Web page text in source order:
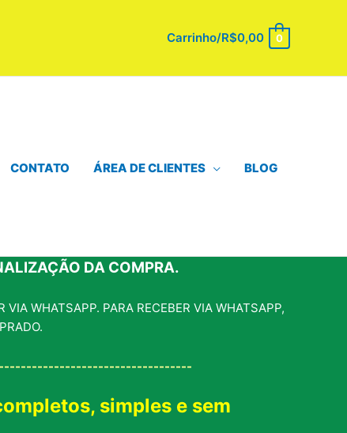
Carrinho/R$0,00 0
CONTATO ÁREA DE CLIENTES BLOG
DA COMPRA.
WHATSAPP. PARA RECEBER VIA WHATSAPP,
simples e sem